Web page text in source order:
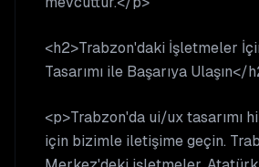
<h2>Trabzon'daki İşletmeler
Tasarımı ile Başarıya Ulaşın</
<p>Trabzon'da ui/ux tasarımı
için bizimle iletişime geçin.